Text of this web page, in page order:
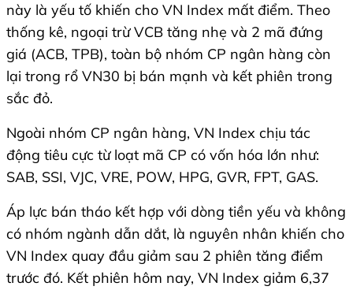
này là yếu tố khiến cho VN Index mất điểm. Theo
thống kê, ngoại trừ VCB tăng nhẹ và 2 mã đứng
giá (ACB, TPB), toàn bộ nhóm CP ngân hàng còn
lại trong rổ VN30 bị bán mạnh và kết phiên trong
sắc đỏ.
Ngoài nhóm CP ngân hàng, VN Index chịu tác
động tiêu cực từ loạt mã CP có vốn hóa lớn như:
SAB, SSI, VJC, VRE, POW, HPG, GVR, FPT, GAS.
Áp lực bán tháo kết hợp với dòng tiền yếu và không
có nhóm ngành dẫn dắt, là nguyên nhân khiến cho
VN Index quay đầu giảm sau 2 phiên tăng điểm
trước đó. Kết phiên hôm nay, VN Index giảm 6,37